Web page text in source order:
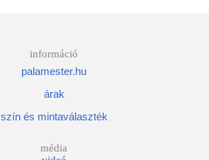
információ
palamester.hu
árak
szín és mintaválaszték
média